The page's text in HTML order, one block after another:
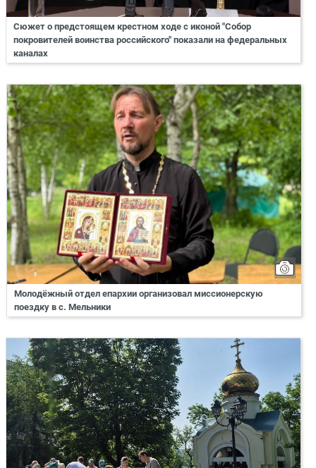
Сюжет о предстоящем крестном ходе с иконой "Собор
покровителей воинства российского" показали на федеральных
каналах
Молодёжный отдел епархии организовал миссионерскую
поездку в с. Мельники